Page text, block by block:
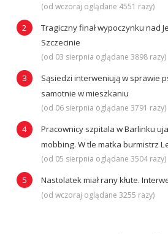
(od wczoraj oglądane 4551 razy)
Tragiczny finał wypoczynku nad
Szczecinie
(od 03 sierpnia oglądane 3898 razy)
Sąsiedzi interweniują w sprawie
samotnie w mieszkaniu
(od 06 sierpnia oglądane 3791 razy)
Pracownicy szpitala w Barlinku
mobbing. W tle matka burmistrz
(od 05 sierpnia oglądane 3504 razy)
Nastolatek miał rany kłute.
(od wczoraj oglądane 3255 razy)